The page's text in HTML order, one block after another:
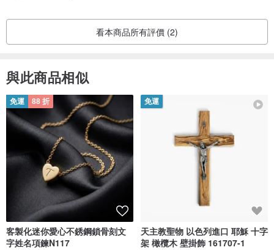
看本商品所有評價 (2)
與此商品相似
免運 88 折
客製化迷你愛心不銹鋼鎖骨刻文
字姓名項鍊N117
免運
天主教聖物 以色列進口 耶穌 十字
架 橄欖木 壁掛飾 161707-1